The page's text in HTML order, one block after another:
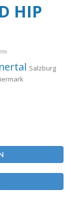
HIP
Salzburg